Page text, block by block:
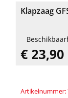
Klapzaag
€
Artikelnummer: